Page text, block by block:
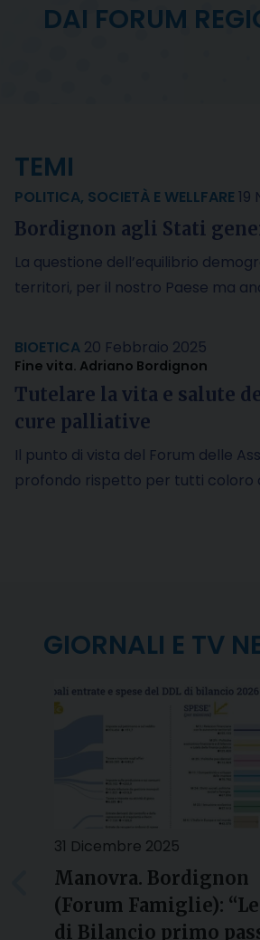
DAI FORUM
TEMI
POLITICA, SOCIETÀ E WELLFARE 19
Bordignon agli Stati
La questione dell’equilibrio
territori, per il nostro Paese ma
BIOETICA 20 Febbraio 2025
Fine vita. Adriano Bordignon
Tutelare la vita e salute
cure palliative
Il punto di vista del Forum delle
profondo rispetto per tutti coloro
GIORNALI E TV
31 Dicembre 2025
Manovra. Bordignon
(Forum Famiglie):
di Bilancio primo